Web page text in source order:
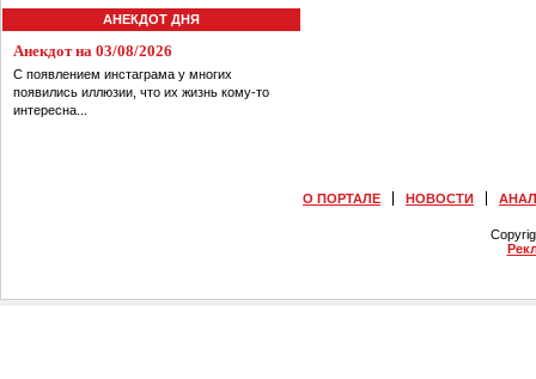
АНЕКДОТ ДНЯ
Анекдот на 03/08/2026
С появлением инстаграма у многих
появились иллюзии, что их жизнь кому-то
интересна...
О ПОРТАЛЕ НОВОСТИ